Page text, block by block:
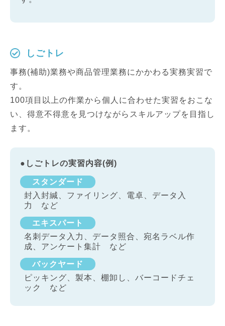
しごトレ
事務(補助)業務や商品管理業務にかかわる実務実習で
す。
100項目以上の作業から個人に合わせた実習をおこな
い、得意不得意を見つけながらスキルアップを目指し
ます。
●しごトレの実習内容(例)
スタンダード
封入封緘、ファイリング、電卓、データ入
力 など
エキスパート
名刺データ入力、データ照合、宛名ラベル作
成、アンケート集計 など
バックヤード
ピッキング、製本、棚卸し、バーコードチェ
ック など